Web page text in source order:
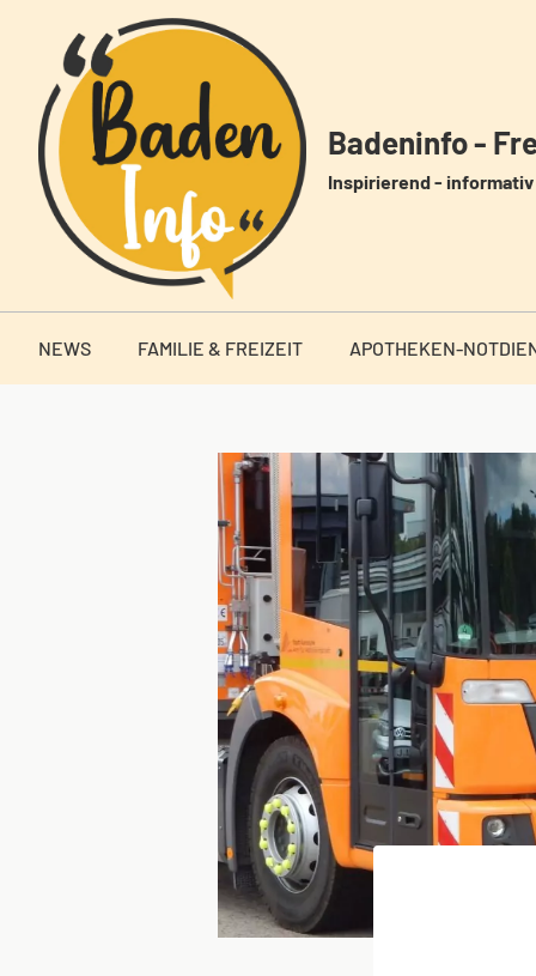
springen
Badeninfo -
Inspirierend -
NEWS FAMILIE & FREIZEIT APOTHEKEN-